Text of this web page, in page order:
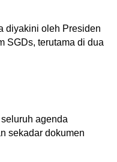
diyakini oleh Presiden
SGDs, terutama di dua
agenda
sekadar dokumen